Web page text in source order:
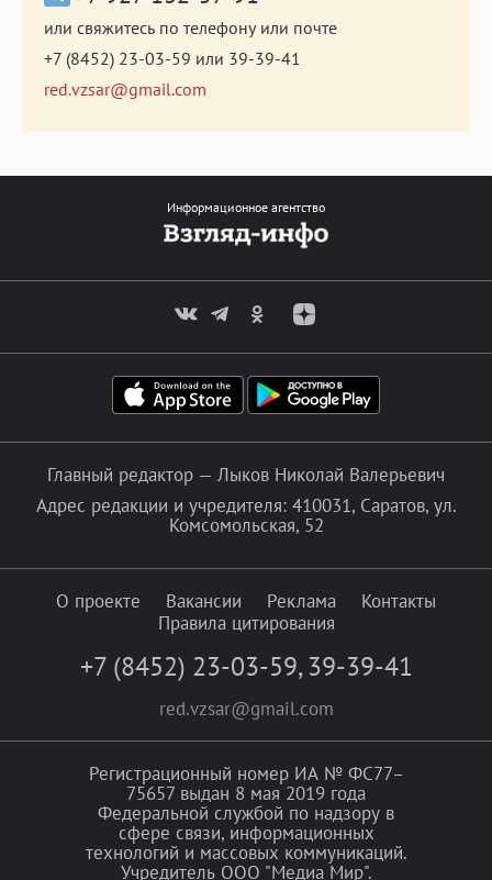
или свяжитесь по телефону или почте
+7 (8452) 23-03-59 или 39-39-41
red.vzsar@gmail.com
Информационное агентство
Главный редактор — Лыков Николай Валерьевич
Адрес редакции и учредителя: 410031, Саратов, ул.
Комсомольская, 52
О проекте Вакансии Реклама
Контакты
Правила цитирования
+7 (8452) 23-03-59, 39-39-41
red.vzsar@gmail.com
Регистрационный номер ИА № ФС77–
75657 выдан 8 мая 2019 года
Федеральной службой по надзору в
сфере связи, информационных
технологий и массовых коммуникаций.
Учредитель ООО "Медиа Мир".